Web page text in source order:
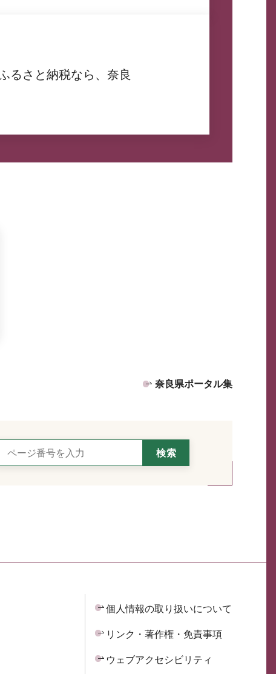
るさと納税なら、奈良
奈良県ポータル集
個人情報の取り扱いについて
リンク・著作権・免責事項
ウェブアクセシビリティ